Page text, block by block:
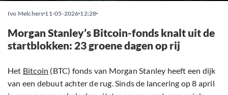
Ivo Melchers 11-05-2026 12:28
Morgan Stanley’s Bitcoin-fonds knalt uit de
startblokken: 23 groene dagen op rij
Het Bitcoin (BTC) fonds van Morgan Stanley heeft een dijk
van een debuut achter de rug. Sinds de lancering op 8 april